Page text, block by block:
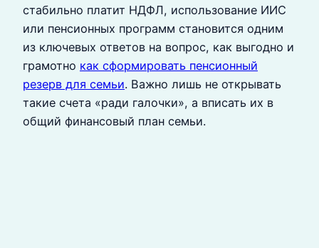
стабильно платит НДФЛ, использование ИИС
или пенсионных программ становится одним
из ключевых ответов на вопрос, как выгодно и
грамотно как сформировать пенсионный
резерв для семьи. Важно лишь не открывать
такие счета «ради галочки», а вписать их в
общий финансовый план семьи.